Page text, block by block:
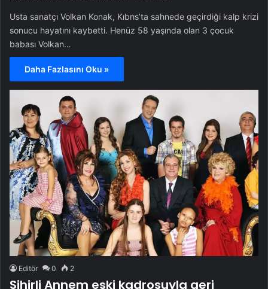
Usta sanatçı Volkan Konak, Kıbrıs’ta sahnede geçirdiği kalp krizi
sonucu hayatını kaybetti. Henüz 58 yaşında olan 3 çocuk
babası Volkan…
Daha Fazlasını Oku »
Editör 0 2
Sihirli Annem eski kadrosuyla geri